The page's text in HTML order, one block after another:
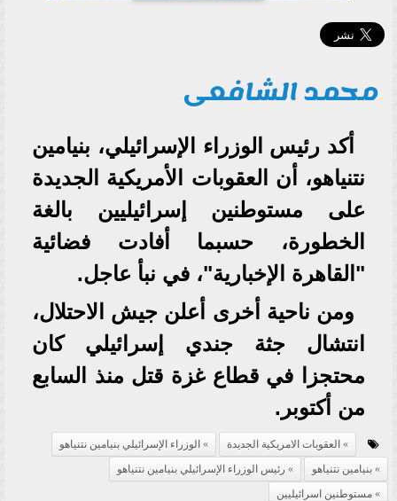
محمد الشافعى
أكد رئيس الوزراء الإسرائيلي، بنيامين
نتنياهو، أن العقوبات الأمريكية الجديدة
على مستوطنين إسرائيليين بالغة
الخطورة، حسبما أفادت فضائية
"القاهرة الإخبارية"، في نبأ عاجل.
ومن ناحية أخرى أعلن جيش الاحتلال،
انتشال جثة جندي إسرائيلي كان
محتجزا في قطاع غزة قتل منذ السابع
من أكتوبر.
العقوبات الامريكية الجديدة
الوزراء الإسرائيلي بنيامين نتنياهو
بنيامين نتنياهو
رئيس الوزراء الإسرائيلي بنيامين نتنياهو
مستوطنين اسرائيليين